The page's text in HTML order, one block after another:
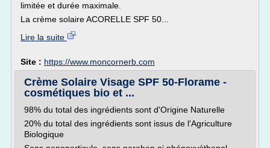
limitée et durée maximale.
La crème solaire ACORELLE SPF 50...
Lire la suite
Site : https://www.moncornerb.com
Crème Solaire Visage SPF 50-Florame -
cosmétiques bio et ...
98% du total des ingrédients sont d'Origine Naturelle
20% du total des ingrédients sont issus de l'Agriculture
Biologique